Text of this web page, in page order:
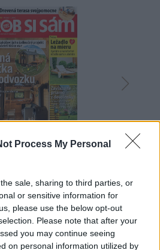
Process My Personal
sale, sharing to third parties, or
or sensitive information for
please use the below opt-out
Please note that after your
you may continue seeing
on personal information utilized by